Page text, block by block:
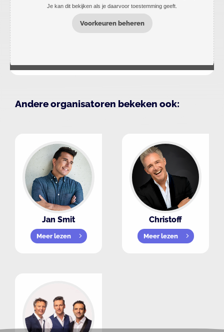
Je kan dit bekijken als je daarvoor toestemming geeft.
Voorkeuren beheren
Andere organisatoren bekeken ook:
Jan Smit
Meer lezen
Christoff
Meer lezen